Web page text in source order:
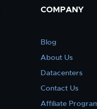
COMPANY
Blog
About Us
Datacenters
Contact Us
Affiliate